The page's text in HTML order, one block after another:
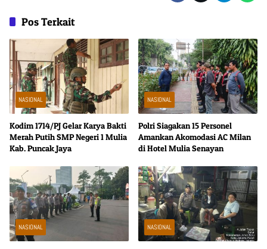
Pos Terkait
NASIONAL
Kodim 1714/PJ Gelar Karya Bakti
Merah Putih SMP Negeri 1 Mulia
Kab. Puncak Jaya
NASIONAL
Polri Siagakan 15 Personel
Amankan Akomodasi AC Milan
di Hotel Mulia Senayan
NASIONAL NASIONAL